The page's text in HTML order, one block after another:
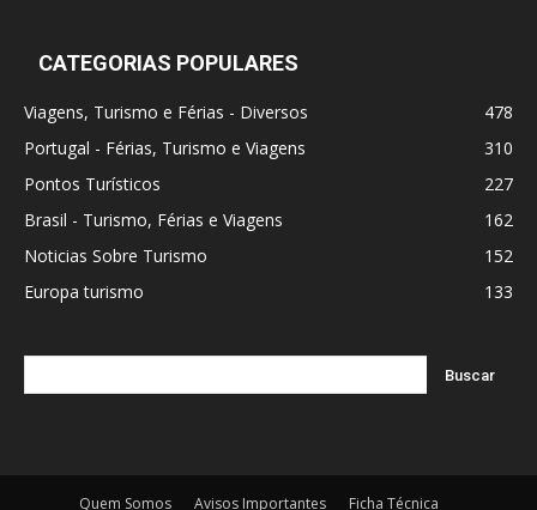
CATEGORIAS POPULARES
Viagens, Turismo e Férias - Diversos
478
Portugal - Férias, Turismo e Viagens
310
Pontos Turísticos
227
Brasil - Turismo, Férias e Viagens
162
Noticias Sobre Turismo
152
Europa turismo
133
Quem Somos Avisos Importantes
Ficha Técnica